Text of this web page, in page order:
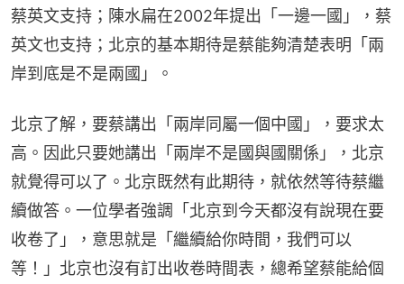
蔡英文支持；陳水扁在2002年提出「一邊一國」，蔡
英文也支持；北京的基本期待是蔡能夠清楚表明「兩
岸到底是不是兩國」。
北京了解，要蔡講出「兩岸同屬一個中國」，要求太
高。因此只要她講出「兩岸不是國與國關係」，北京
就覺得可以了。北京既然有此期待，就依然等待蔡繼
續做答。一位學者強調「北京到今天都沒有說現在要
收卷了」，意思就是「繼續給你時間，我們可以
等！」北京也沒有訂出收卷時間表，總希望蔡能給個